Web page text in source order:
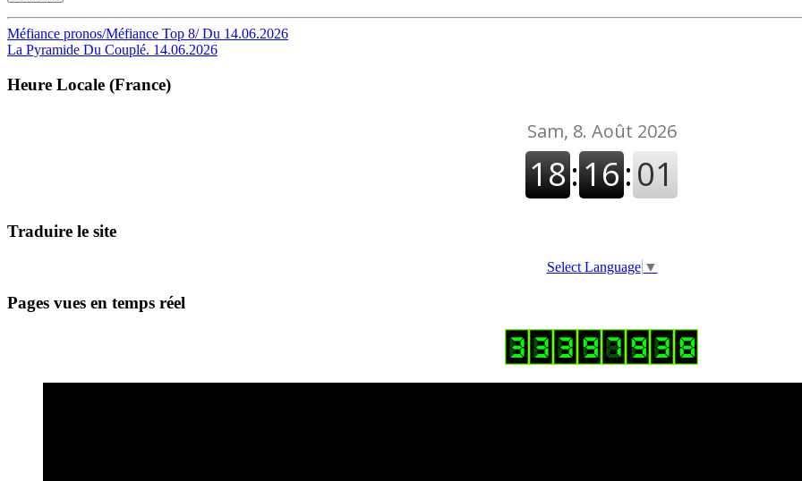
Navigation
de
l’article
Méfiance pronos/Méfiance Top 8/ Du 14.06.2026
La Pyramide Du Couplé. 14.06.2026
Heure Locale (France)
Traduire le site
Select Language ▼
Pages vues en temps réel